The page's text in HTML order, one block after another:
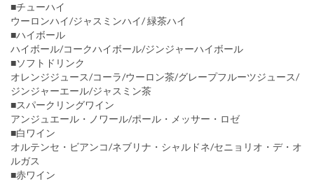
■チューハイ
ウーロンハイ/ジャスミンハイ/ 緑茶ハイ
■ハイボール
ハイボール/コークハイボール/ジンジャーハイボール
■ソフトドリンク
オレンジジュース/コーラ/ウーロン茶/グレープフルーツジュース/
ジンジャーエール/ジャスミン茶
■スパークリングワイン
アンジュエール・ノワール/ポール・メッサー・ロゼ
■白ワイン
オルテンセ・ビアンコ/ネブリナ・シャルドネ/セニョリオ・デ・オ
ルガス
■赤ワイン